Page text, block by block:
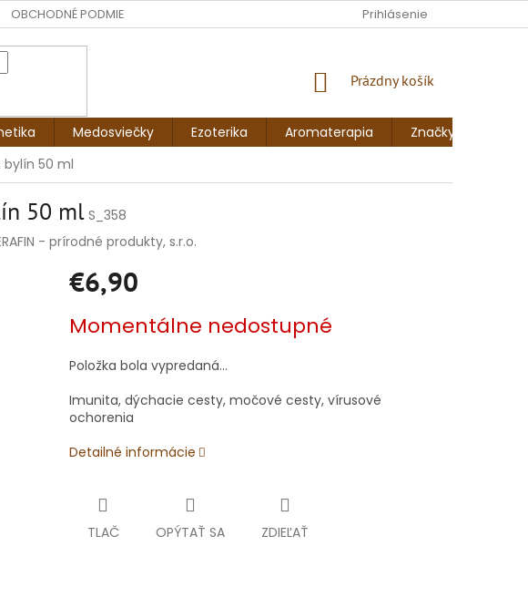
OBCHODNÉ PODMIENKY FORMULÁR NA ODSTÚPENIE OD ZMLUVY
Prihlásenie
NÁKUPNÝ
Prázdny košík
Medosviečky Ezoterika Aromaterapia Značky
bylín 50 ml
50 ml S_358
- prírodné produkty, s.r.o.
€6,90
cena:
Momentálne nedostupné
Položka bola vypredaná…
Imunita, dýchacie cesty, močové cesty, vírusové
ochorenia
Detailné informácie
TLAČ OPÝTAŤ SA ZDIEĽAŤ